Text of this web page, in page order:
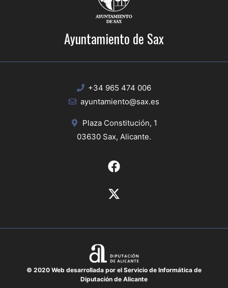
Ayuntamiento de Sax
+34 965 474 006
ayuntamiento@sax.es
Plaza Constitución, 1
03630 Sax, Alicante.
© 2020 Web desarrollada por el Servicio de Informática de
Diputación de Alicante